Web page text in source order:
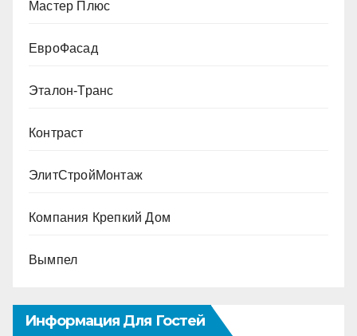
Мастер Плюс
ЕвроФасад
Эталон-Транс
Контраст
ЭлитСтройМонтаж
Компания Крепкий Дом
Вымпел
Информация Для Гостей